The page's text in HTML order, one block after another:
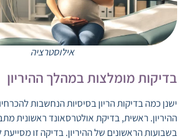
אילוסטרציה
בדיקות מומלצות במהלך ההיריון
ישנן כמה בדיקות הריון בסיסיות הנחשבות
ההיריון. ראשית, בדיקת אולטרסאונד ראשונית
בשבועות הראשונים של ההיריון. בדיקה זו